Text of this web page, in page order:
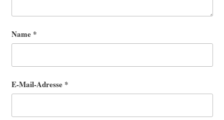
Name *
E-Mail-Adresse *